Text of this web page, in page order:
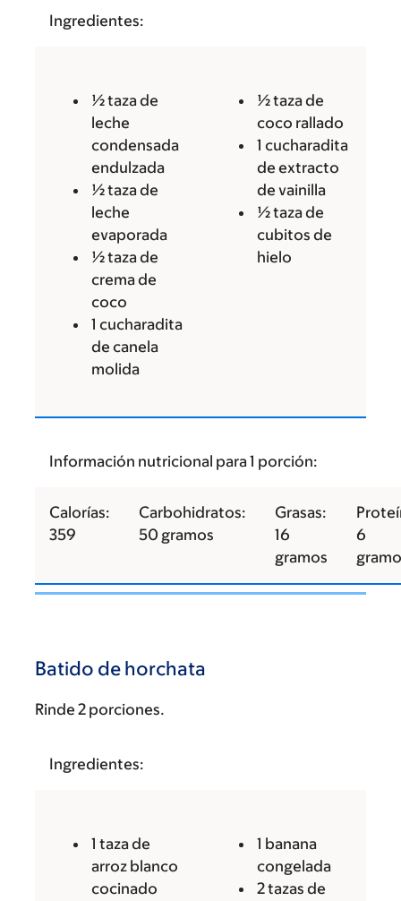
Ingredientes:
½ taza de
leche
condensada
endulzada
½ taza de
leche
evaporada
½ taza de
crema de
coco
1 cucharadita
de canela
molida
½ taza de
coco rallado
1 cucharadita
de extracto
de vainilla
½ taza de
cubitos de
hielo
Información nutricional para 1 porción:
Calorías:
359
Carbohidratos:
50 gramos
Grasas:
16
gramos
6
Batido de horchata
Rinde 2 porciones.
Ingredientes:
1 taza de
arroz blanco
cocinado
1 banana
congelada
2 tazas de